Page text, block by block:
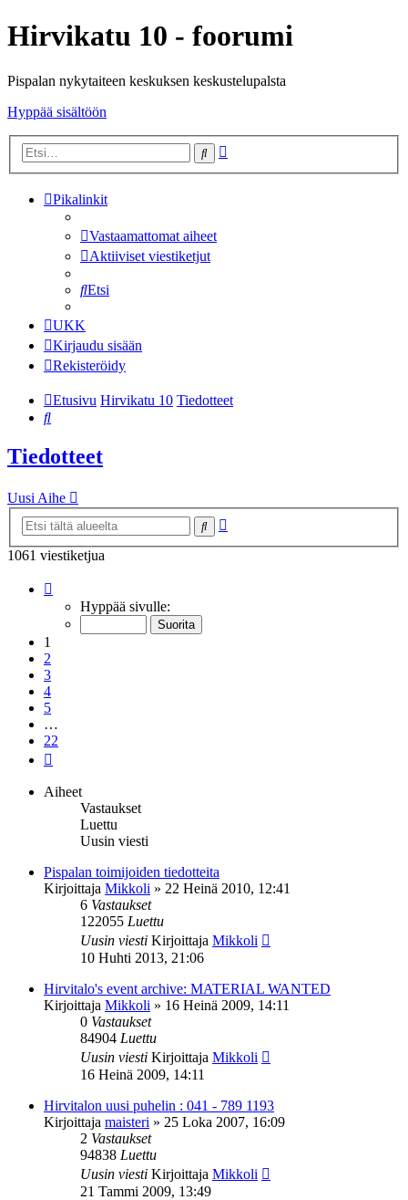
Hirvikatu 10 - foorumi
Pispalan nykytaiteen keskuksen keskustelupalsta
Hyppää sisältöön
Etsi
Pikalinkit
Vastaamattomat aiheet
Aktiiviset viestiketjut
Etsi
UKK
Kirjaudu sisään
Rekisteröidy
Etusivu Hirvikatu 10 Tiedotteet
Etsi
Tiedotteet
Uusi Aihe
Etsi
1061 viestiketjua
22 Hyppää sivulle:
1
2
3
4
5
…
22
Aiheet
Vastaukset
Luettu
Uusin viesti
Pispalan toimijoiden tiedotteita
Kirjoittaja Mikkoli » 22 Heinä 2010, 12:41
6 Vastaukset
122055 Luettu
Uusin viesti Kirjoittaja Mikkoli
10 Huhti 2013, 21:06
Hirvitalo's event archive: MATERIAL WANTED
Kirjoittaja Mikkoli » 16 Heinä 2009, 14:11
0 Vastaukset
84904 Luettu
Uusin viesti Kirjoittaja Mikkoli
16 Heinä 2009, 14:11
Hirvitalon uusi puhelin : 041 - 789 1193
Kirjoittaja maisteri » 25 Loka 2007, 16:09
2 Vastaukset
94838 Luettu
Uusin viesti Kirjoittaja Mikkoli
21 Tammi 2009, 13:49